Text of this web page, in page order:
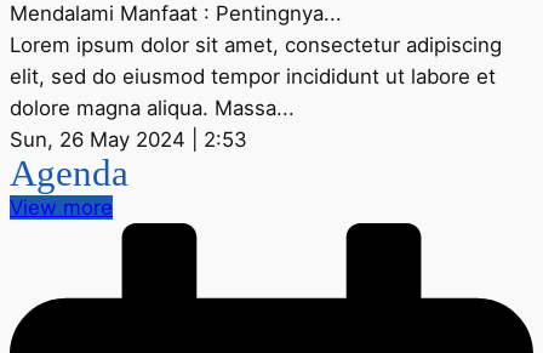
Mendalami Manfaat : Pentingnya...
Lorem ipsum dolor sit amet, consectetur adipiscing
elit, sed do eiusmod tempor incididunt ut labore et
dolore magna aliqua. Massa...
Sun, 26 May 2024 | 2:53
Agenda
View more